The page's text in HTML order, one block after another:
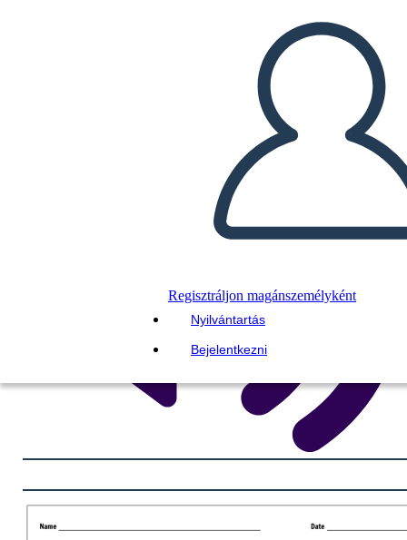
Regisztráljon magánszemélyként
Nyilvántartás
Bejelentkezni
DIAVETÍTÉS LEJÁTSZÁSA
OLVASS NEKEM